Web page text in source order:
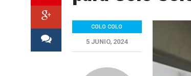
COLO COLO
5 JUNIO, 2024